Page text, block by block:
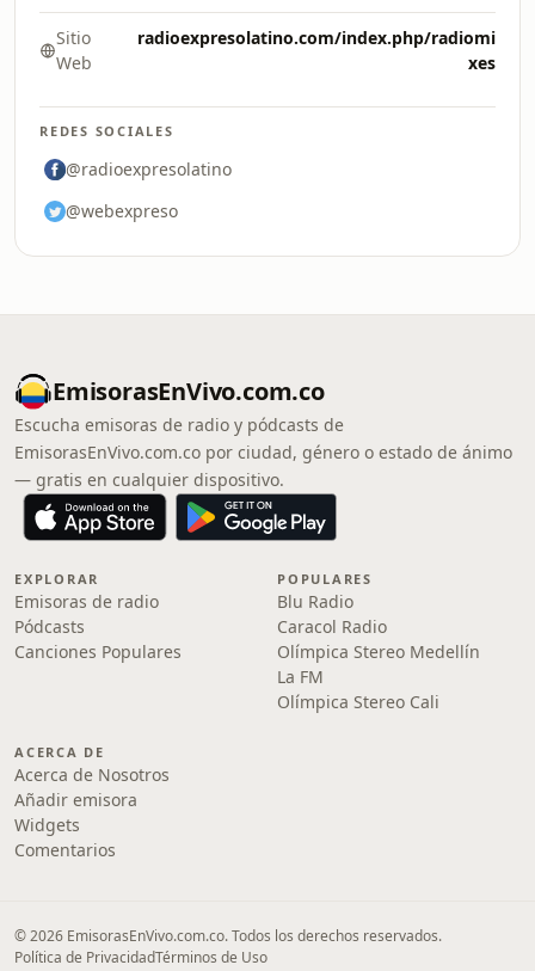
Sitio
Web
radioexpresolatino.com/index.php/radiomi
xes
REDES SOCIALES
@radioexpresolatino
@webexpreso
EmisorasEnVivo.com.co
Escucha emisoras de radio y pódcasts de
EmisorasEnVivo.com.co por ciudad, género o estado de ánimo
— gratis en cualquier dispositivo.
EXPLORAR
Emisoras de radio
Pódcasts
Canciones Populares
POPULARES
Blu Radio
Caracol Radio
Olímpica Stereo Medellín
La FM
Olímpica Stereo Cali
ACERCA DE
Acerca de Nosotros
Añadir emisora
Widgets
Comentarios
© 2026 EmisorasEnVivo.com.co. Todos los derechos reservados.
Política de PrivacidadTérminos de Uso